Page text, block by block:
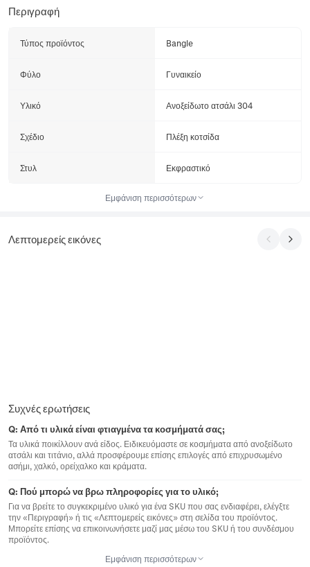
Περιγραφή
Τύπος προϊόντος Bangle
Φύλο Γυναικείο
Υλικό Ανοξείδωτο ατσάλι 304
Σχέδιο Πλέξη κοτσίδα
Στυλ Εκφραστικό
Εμφάνιση περισσότερων
Λεπτομερείς εικόνες
Συχνές ερωτήσεις
Q: Από τι υλικά είναι φτιαγμένα τα κοσμήματά σας;
Τα υλικά ποικίλλουν ανά είδος. Ειδικευόμαστε σε κοσμήματα από ανοξείδωτο
ατσάλι και τιτάνιο, αλλά προσφέρουμε επίσης επιλογές από επιχρυσωμένο
ασήμι, χαλκό, ορείχαλκο και κράματα.
Q: Πού μπορώ να βρω πληροφορίες για το υλικό;
Για να βρείτε το συγκεκριμένο υλικό για ένα SKU που σας ενδιαφέρει, ελέγξτε
την «Περιγραφή» ή τις «Λεπτομερείς εικόνες» στη σελίδα του προϊόντος.
Μπορείτε επίσης να επικοινωνήσετε μαζί μας μέσω του SKU ή του συνδέσμου
προϊόντος.
Εμφάνιση περισσότερων